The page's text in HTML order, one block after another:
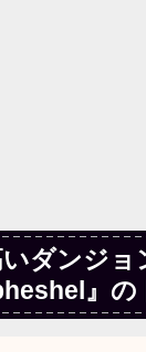
ダンジョ
』の